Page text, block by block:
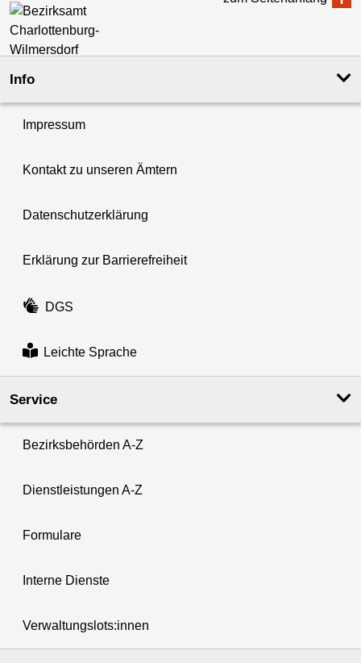
Info
Impressum
Kontakt zu unseren Ämtern
Datenschutzerklärung
Erklärung zur Barrierefreiheit
DGS
Leichte Sprache
Service
Bezirksbehörden A-Z
Dienstleistungen A-Z
Formulare
Interne Dienste
Verwaltungslots:innen